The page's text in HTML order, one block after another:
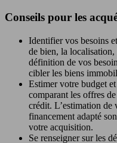
Conseils pour les
Identifier vos besoins
de bien, la
définition de vos
cibler les biens
Estimer votre budget
comparant les offres
crédit. L’estimation de
financement adapté
votre acquisition.
Se renseigner sur les